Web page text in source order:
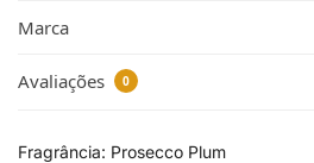
Marca
Avaliações 0
Fragrância: Prosecco Plum